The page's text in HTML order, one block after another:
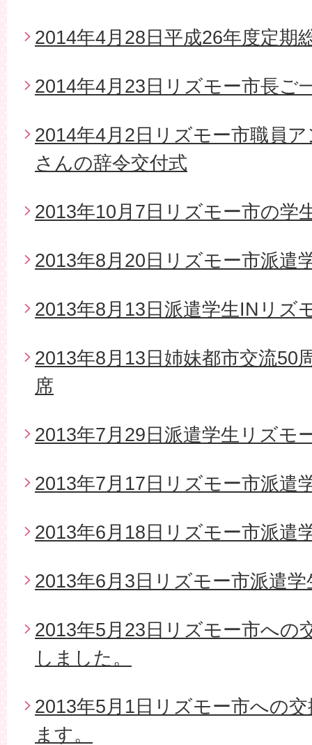
2014年4月28日平成26年度定期
2014年4月23日リズモー市長ご
2014年4月2日リズモー市職員
さんの辞令交付式
2013年10月7日リズモー市の学
2013年8月20日リズモー市派遣
2013年8月13日派遣学生INリズ
2013年8月13日姉妹都市交流50
席
2013年7月29日派遣学生リズモ
2013年7月17日リズモー市派遣
2013年6月18日リズモー市派遣
2013年6月3日リズモー市派遣学
2013年5月23日リズモー市への
しました。
2013年5月1日リズモー市への
ます。